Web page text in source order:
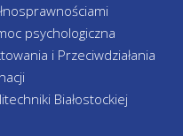
psychologiczna
i Przeciwdziałania
Białostockiej